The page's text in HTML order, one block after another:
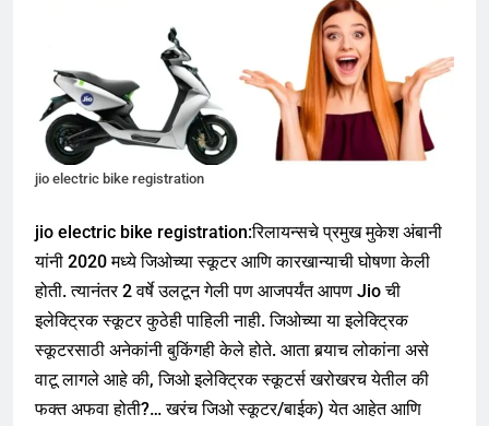
jio electric bike registration
jio electric bike registration:रिलायन्सचे प्रमुख मुकेश अंबानी
यांनी 2020 मध्ये जिओच्या स्कूटर आणि कारखान्याची घोषणा केली
होती. त्यानंतर 2 वर्षे उलटून गेली पण आजपर्यंत आपण Jio ची
इलेक्ट्रिक स्कूटर कुठेही पाहिली नाही. जिओच्या या इलेक्ट्रिक
स्कूटरसाठी अनेकांनी बुकिंगही केले होते. आता बर्‍याच लोकांना असे
वाटू लागले आहे की, जिओ इलेक्ट्रिक स्कूटर्स खरोखरच येतील की
फक्त अफवा होती?… खरंच जिओ स्कूटर/बाईक) येत आहेत आणि